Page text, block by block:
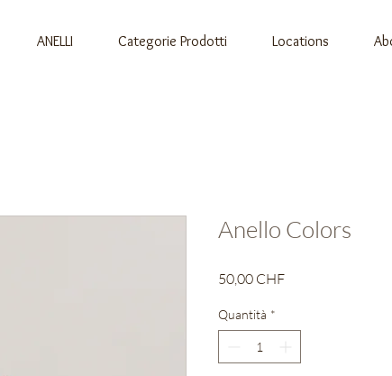
ANELLI Categorie Prodotti Locations
Anello Colors
50,00 CHFPrezzo
Quantità *